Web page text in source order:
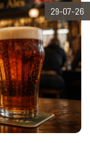
29-07-26